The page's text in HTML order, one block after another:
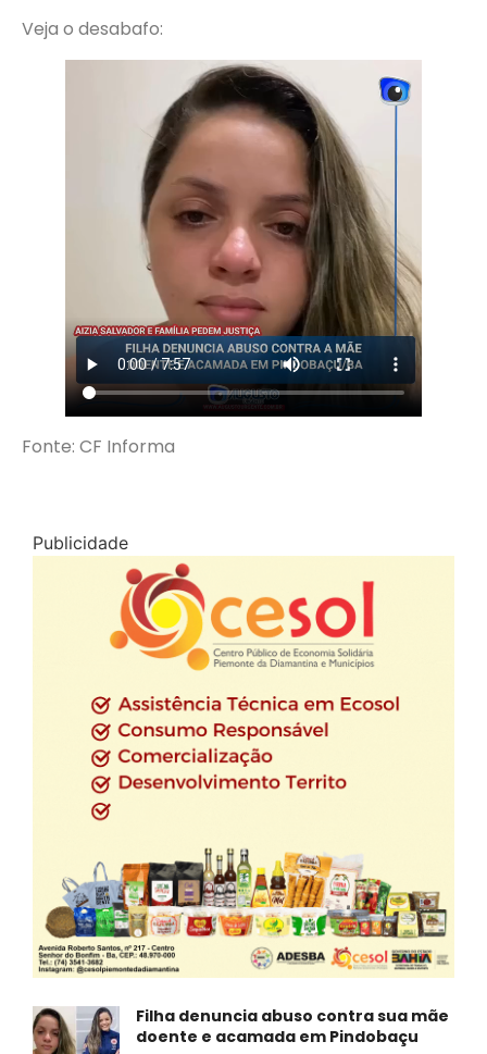
Veja o desabafo:
Fonte: CF Informa
Publicidade
Filha denuncia abuso contra sua mãe
doente e acamada em Pindobaçu